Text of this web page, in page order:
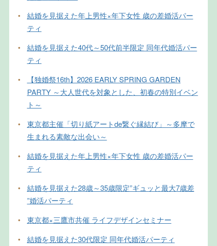
•
結婚を見据えた年上男性×年下女性 歳の差婚活パー
ティ
•
結婚を見据えた40代～50代前半限定 同年代婚活パー
ティ
•
【独婚祭16th】2026 EARLY SPRING GARDEN
PARTY ～大人世代を対象とした、初春の特別イベン
ト～
•
東京都主催「切り紙アートde繋ぐ縁結び」～多摩で
生まれる素敵な出会い～
•
結婚を見据えた年上男性×年下女性 歳の差婚活パー
ティ
•
結婚を見据えた28歳～35歳限定”ギュッと最大7歳差
”婚活パーティ
•
東京都×三鷹市共催 ライフデザインセミナー
•
結婚を見据えた30代限定 同年代婚活パーティ